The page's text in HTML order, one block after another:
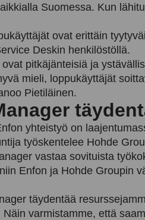
Suomessa. Kun
ovat erittäin
Deskin henkilöstöllä.
pitkäjänteisiä ja
mieli, loppukäyttäjät
Pietiläinen.
yhteistyö on
työskentelee Hohde
vastaa sovituista
Enfon ja Hohde Groupin
täydentää
varmistamme, että